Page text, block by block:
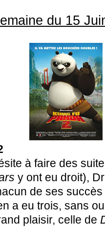
du 15
à faire des
y ont eu droit),
de ses
a eu trois, sans
plaisir, celle de